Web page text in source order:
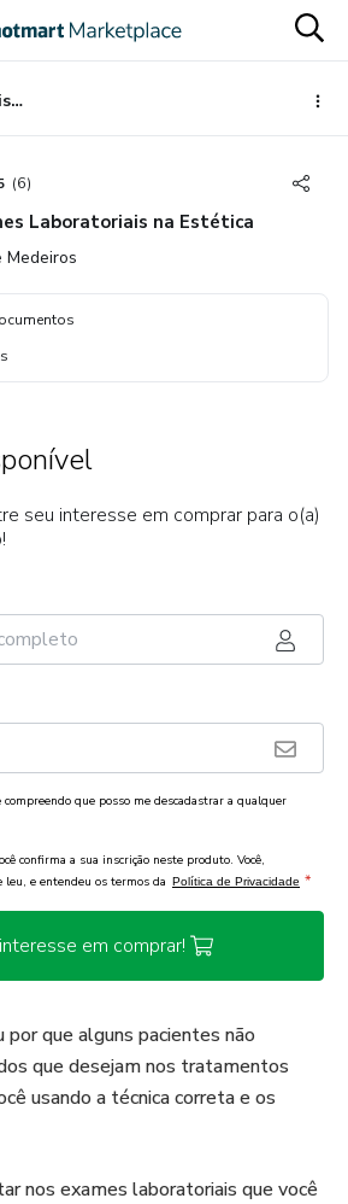
Exames Laboratoriais na Estética
(6)
Laboratoriais na Estética
Medeiros
seu interesse em comprar para o(a)
compreendo que posso me descadastrar a qualquer
confirma a sua inscrição neste produto. Você,
e entendeu os termos da Política de Privacidade *
em comprar!
por que alguns pacientes não
que desejam nos tratamentos
usando a técnica correta e os
nos exames laboratoriais que você